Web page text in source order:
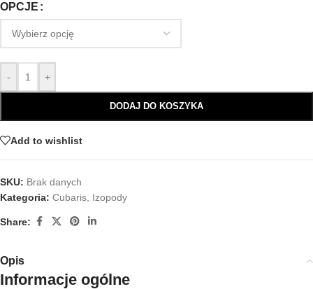
OPCJE
- +
DODAJ DO KOSZYKA
Add to wishlist
SKU: Brak danych
Kategoria: Cubaris Izopody
Share:
Opis
Informacje ogólne